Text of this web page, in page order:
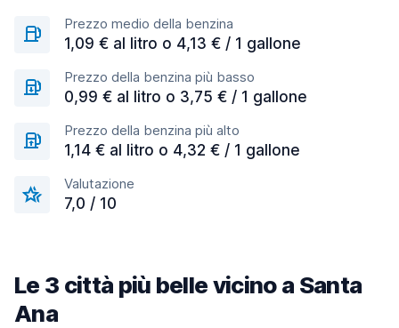
Prezzo medio della benzina
1,09 € al litro o 4,13 € / 1 gallone
Prezzo della benzina più basso
0,99 € al litro o 3,75 € / 1 gallone
Prezzo della benzina più alto
1,14 € al litro o 4,32 € / 1 gallone
Valutazione
7,0 / 10
Le 3 città più belle vicino a Santa
Ana